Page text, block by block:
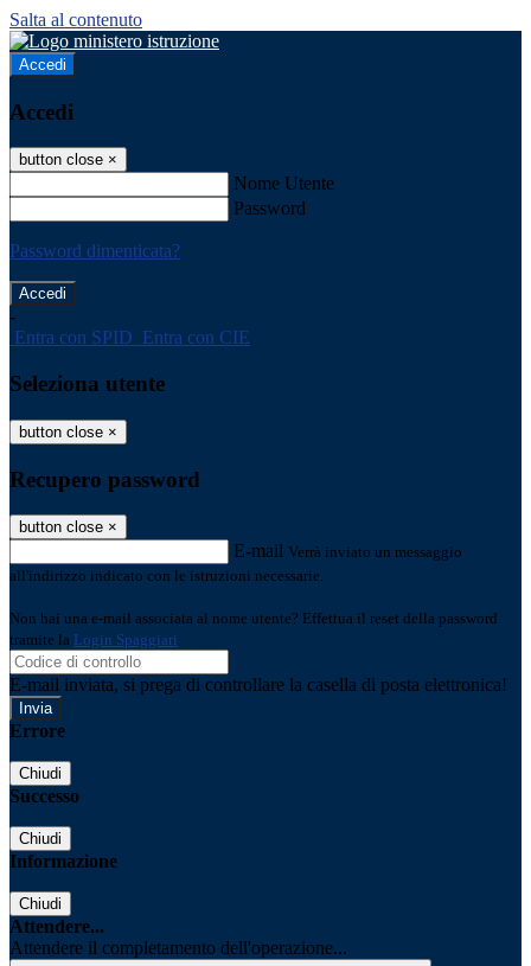
Salta al contenuto
Accedi
Accedi
button close ×
Nome Utente
Password
Password dimenticata?
-
Entra con SPID Entra con CIE
Seleziona utente
button close ×
Recupero password
button close ×
E-mail Verrà inviato un messaggio
all'indirizzo indicato con le istruzioni necessarie.
Non hai una e-mail associata al nome utente? Effettua il reset della password
tramite la Login Spaggiari
E-mail inviata, si prega di controllare la casella di posta elettronica!
Errore
Chiudi
Successo
Chiudi
Informazione
Chiudi
Attendere...
Attendere il completamento dell'operazione...